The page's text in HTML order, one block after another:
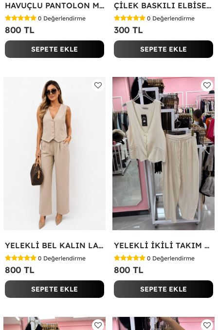
HAVUÇLU PANTOLON MİYASE TAKIM Siyah
0 Değerlendirme
800 TL
SEPETE EKLE
ÇİLEK BASKILI ELBİSE Bej
0 Değerlendirme
300 TL
SEPETE EKLE
YELEKLİ BEL KALIN LASTİK İKİLİ TAKIM Bej
0 Değerlendirme
800 TL
SEPETE EKLE
YELEKLİ İKİLİ TAKIM Bej
0 Değerlendirme
800 TL
SEPETE EKLE